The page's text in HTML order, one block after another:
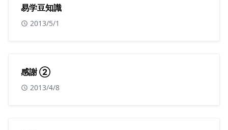
易学豆知識
2013/5/1
感謝 ②
2013/4/8